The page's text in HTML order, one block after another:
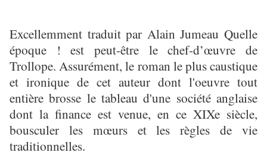
Excellemment traduit par Alain Jumeau Quelle
époque ! est peut-être le chef-d’œuvre de
Trollope. Assurément, le roman le plus caustique
et ironique de cet auteur dont l'oeuvre tout
entière brosse le tableau d'une société anglaise
dont la finance est venue, en ce XIXe siècle,
bousculer les mœurs et les règles de vie
traditionnelles.